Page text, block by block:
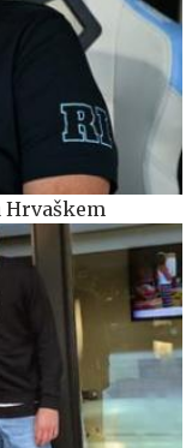
Hrvaškem